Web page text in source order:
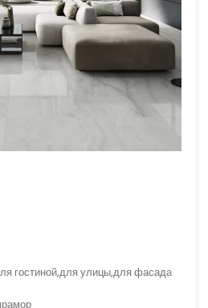
гостиной,для улицы,для фасада